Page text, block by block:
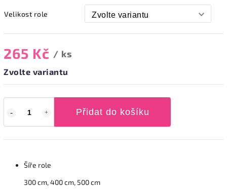
Velikost role
265 Kč / ks
Zvolte variantu
Přidat do košíku
Šíře role
300 cm, 400 cm, 500 cm